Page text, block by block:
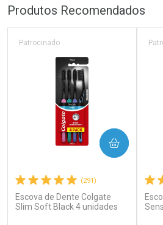
Laboratório
Ativar Desconto
Por Menos
Produtos Recomendados
(291)
Escova de Dente Colgate
Slim Soft Black 4 unidades
Patrocinado
COMPRAR